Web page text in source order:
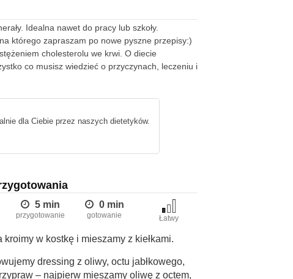
Idealna nawet do pracy lub szkoły.
na którego zapraszam po nowe pyszne przepisy:)
cholesterolu we krwi. O diecie
co musisz wiedzieć o przyczynach, leczeniu i
dla Ciebie przez naszych dietetyków.
5 min
przygotowanie
0 min
gotowanie Łatwy
kroimy w kostkę i mieszamy z kiełkami.
dressing z oliwy, octu jabłkowego,
– najpierw mieszamy oliwę z octem,